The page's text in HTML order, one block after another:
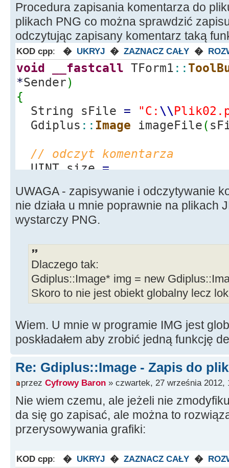
item-> id=
item->length=sKomentarz.
// length + null_terminator
item
-> type =
item
>value= sKomentarz.
imageFile.
CLSID fClsid;
//sFile =
inną nazwą
Gdiplus::Status status=
imageFile.Save(sFile.c_str()
if (status
Beep();
Procedura zapisania komentarza do
plikach PNG co można sprawdzić
odczytując zapisany komentarz taką
KOD cpp: � UKRYJ � ZAZNACZ CAŁY �
void __fastcall TForm1 ::
*Sender)
{
String sFile = "C: \\
Gdiplus :: Image imageFile(
// odczyt komentarza
UINT size=
if ( size)
{
Gdiplus::
imageFile.GetPropertyItem
size, item);
AnsiString sKomentarz= (
free(item);
}
}
UWAGA - zapisywanie i odczytywanie
nie działa u mnie poprawnie na plikach
wystarczy PNG.
Dlaczego tak:
Gdiplus::Image* img = new
Skoro to nie jest obiekt globalny lecz
Wiem. U mnie w programie IMG jest
poskładałem aby zrobić jedną funkcję
Re: Gdiplus::Image - Zapis do
przez Cyfrowy Baron » czwartek, 27 września 2012,
Nie wiem czemu, ale jeżeli nie
da się go zapisać, ale można to
przerysowywania grafiki:
KOD cpp: � UKRYJ � ZAZNACZ CAŁY �